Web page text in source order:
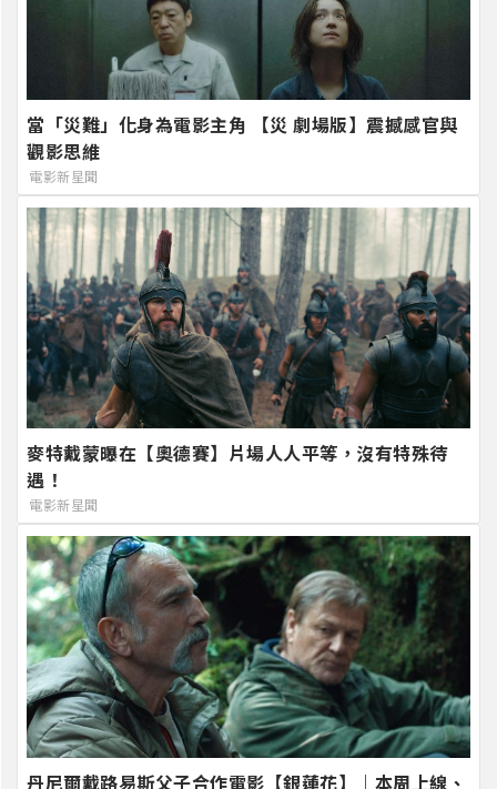
當「災難」化身為電影主角 【災 劇場版】震撼感官與
觀影思維
電影新星聞
麥特戴蒙曝在【奧德賽】片場人人平等，沒有特殊待
遇！
電影新星聞
丹尼爾戴路易斯父子合作電影【銀蓮花】｜本周上線、